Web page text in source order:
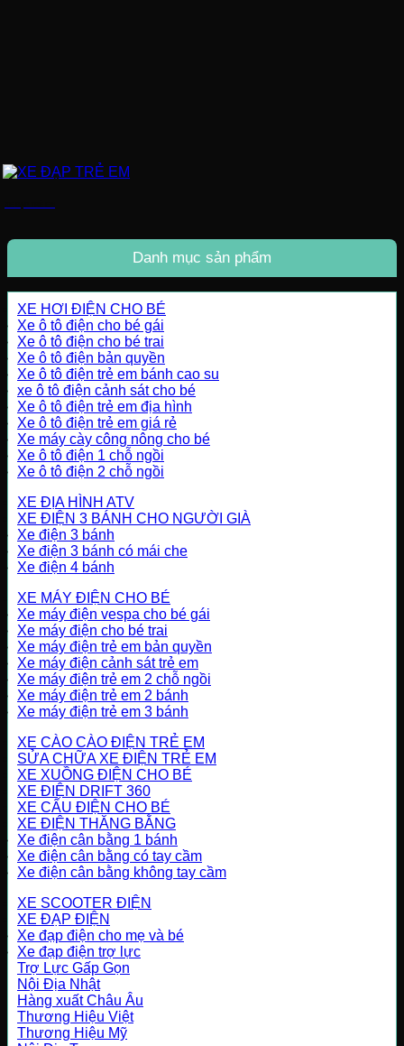
Danh mục sản phẩm
XE HƠI ĐIỆN CHO BÉ
Xe ô tô điện cho bé gái
Xe ô tô điện cho bé trai
Xe ô tô điện bản quyền
Xe ô tô điện trẻ em bánh cao su
xe ô tô điện cảnh sát cho bé
Xe ô tô điện trẻ em địa hình
Xe ô tô điện trẻ em giá rẻ
Xe máy cày công nông cho bé
Xe ô tô điện 1 chỗ ngồi
Xe ô tô điện 2 chỗ ngồi
XE ĐỊA HÌNH ATV
XE ĐIỆN 3 BÁNH CHO NGƯỜI GIÀ
Xe điện 3 bánh
Xe điện 3 bánh có mái che
Xe điện 4 bánh
XE MÁY ĐIỆN CHO BÉ
Xe máy điện vespa cho bé gái
Xe máy điện cho bé trai
Xe máy điện trẻ em bản quyền
Xe máy điện cảnh sát trẻ em
Xe máy điện trẻ em 2 chỗ ngồi
Xe máy điện trẻ em 2 bánh
Xe máy điện trẻ em 3 bánh
XE CÀO CÀO ĐIỆN TRẺ EM
SỬA CHỮA XE ĐIỆN TRẺ EM
XE XUỒNG ĐIỆN CHO BÉ
XE ĐIỆN DRIFT 360
XE CẨU ĐIỆN CHO BÉ
XE ĐIỆN THĂNG BẰNG
Xe điện cân bằng 1 bánh
Xe điện cân bằng có tay cầm
Xe điện cân bằng không tay cầm
XE SCOOTER ĐIỆN
XE ĐẠP ĐIỆN
Xe đạp điện cho mẹ và bé
Xe đạp điện trợ lực
Trợ Lực Gấp Gọn
Nội Địa Nhật
Hàng xuất Châu Âu
Thương Hiệu Việt
Thương Hiệu Mỹ